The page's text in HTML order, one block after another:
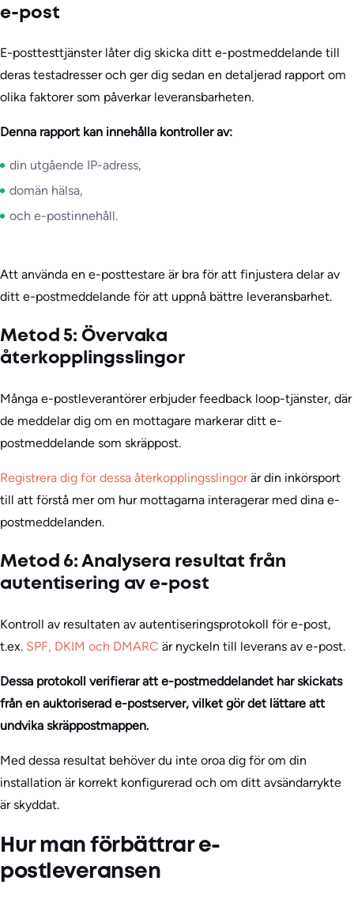
e-post
E-posttesttjänster låter dig skicka ditt e-postmeddelande till
deras testadresser och ger dig sedan en detaljerad rapport om
olika faktorer som påverkar leveransbarheten.
Denna rapport kan innehålla kontroller av:
din utgående IP-adress,
domän hälsa,
och e-postinnehåll.
Att använda en e-posttestare är bra för att finjustera delar av
ditt e-postmeddelande för att uppnå bättre leveransbarhet.
Metod 5: Övervaka
återkopplingsslingor
Många e-postleverantörer erbjuder feedback loop-tjänster, där
de meddelar dig om en mottagare markerar ditt e-
postmeddelande som skräppost.
Registrera dig för dessa återkopplingsslingorär din inkörsport
till att förstå mer om hur mottagarna interagerar med dina e-
postmeddelanden.
Metod 6: Analysera resultat från
autentisering av e-post
Kontroll av resultaten av autentiseringsprotokoll för e-post,
t.ex. SPF, DKIM och DMARC är nyckeln till leverans av e-post.
Dessa protokoll verifierar att e-postmeddelandet har skickats
från en auktoriserad e-postserver, vilket gör det lättare att
undvika skräppostmappen.
Med dessa resultat behöver du inte oroa dig för om din
installation är korrekt konfigurerad och om ditt avsändarrykte
är skyddat.
Hur man förbättrar e-
postleveransen